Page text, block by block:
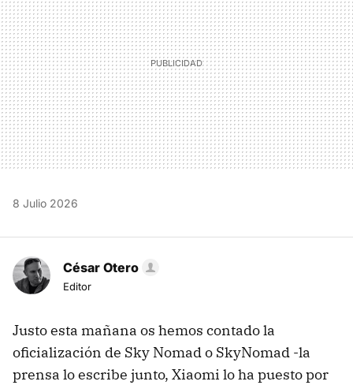
8 Julio 2026
César Otero
Editor
Justo esta mañana os hemos contado la
oficialización de Sky Nomad o SkyNomad -la
prensa lo escribe junto, Xiaomi lo ha puesto por